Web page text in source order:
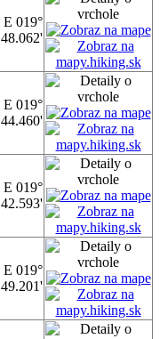
E 019°
48.062'
E 019°
44.460'
E 019°
42.593'
E 019°
49.201'